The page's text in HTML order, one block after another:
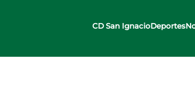
CD San IgnacioDeportes